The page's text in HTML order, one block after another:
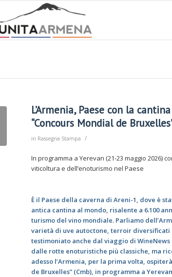
L’Armenia, Paese con la
“Concours Mondial de
in Rassegna Stampa /
In programma a Yerevan (21-23 maggio 2026)
viticoltura e dell’enoturismo nel Paese
È il Paese della caverna di Areni-1, dove è
antica cantina al mondo, risalente a 6.100
turismo del vino mondiale. Parliamo
varietà di uve autoctone, terroir diversificati
testimoniato anche dal viaggio di WineNews
dalle rotte enoturistiche più classiche, ma
adesso l’Armenia, per la prima volta,
de Bruxelles” (Cmb), in programma a